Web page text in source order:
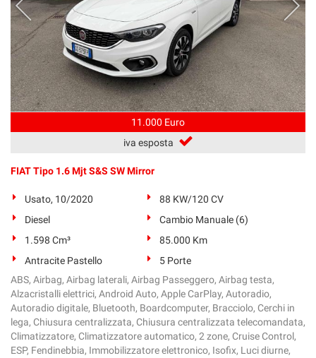
11.000 Euro
iva esposta
FIAT Tipo 1.6 Mjt S&S SW Mirror
Usato, 10/2020
88 KW/120 CV
Diesel
Cambio Manuale (6)
1.598 Cm³
85.000 Km
Antracite Pastello
5 Porte
ABS, Airbag, Airbag laterali, Airbag Passeggero, Airbag testa,
Alzacristalli elettrici, Android Auto, Apple CarPlay, Autoradio,
Autoradio digitale, Bluetooth, Boardcomputer, Bracciolo, Cerchi in
lega, Chiusura centralizzata, Chiusura centralizzata telecomandata,
Climatizzatore, Climatizzatore automatico, 2 zone, Cruise Control,
ESP, Fendinebbia, Immobilizzatore elettronico, Isofix, Luci diurne,